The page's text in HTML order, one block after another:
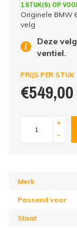
1 STUK(S) OP
Originele BMW
velg
Deze
ventiel.
PRIJS PER STUK
+
-
Merk
Passend voor
Staat